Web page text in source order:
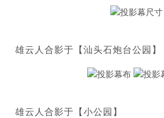
雄云人合影于【汕头石炮台公园】
雄云人合影于【小公园】